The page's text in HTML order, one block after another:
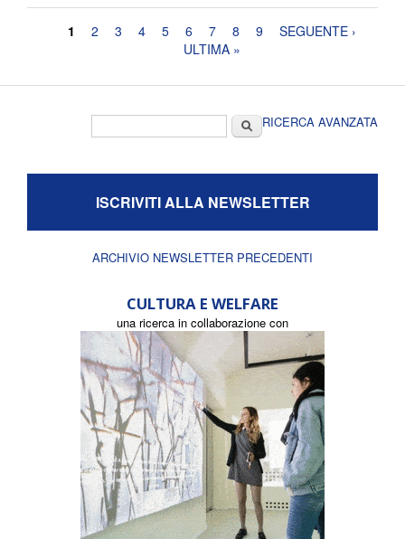
Pagine
1 2 3 4 5 6 7 8 9
SEGUENTE ›
ULTIMA »
CercaRICERCA AVANZATA
ISCRIVITI ALLA NEWSLETTER
ARCHIVIO NEWSLETTER PRECEDENTI
CULTURA E WELFARE
una ricerca in collaborazione con